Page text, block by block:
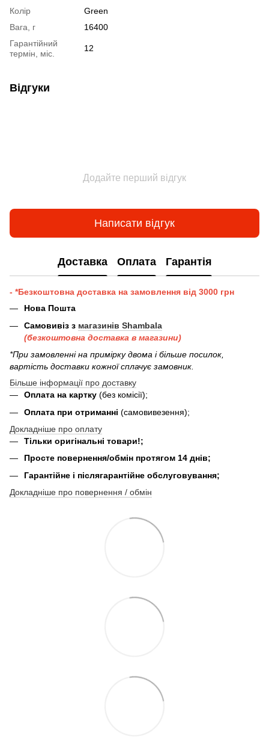
Колір
Green
Вага, г
16400
Гарантійний
термін, міс.
12
Відгуки
Додайте перший відгук
Написати відгук
Доставка Оплата Гарантія
- *Безкоштовна доставка на замовлення від 3000 грн
Нова Пошта
Самовивіз з магазинів Shambala
(безкоштовна доставка в магазини)
*При замовленні на примірку двома і більше посилок,
вартість доставки кожної сплачує замовник.
Більше інформації про доставку
Оплата на картку (без комісії);
Оплата при отриманні (самовивезення);
Докладніше про оплату
Тільки оригінальні товари!;
Просте повернення/обмін протягом 14 днів;
Гарантійне і післягарантійне обслуговування;
Докладніше про повернення / обмін